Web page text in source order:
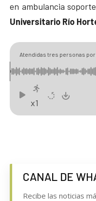
en ambulancia
Universitario Río
Atendidas tres personas
carbono en Torregutiérrez
x1
CANAL DE
Recibe las noticias